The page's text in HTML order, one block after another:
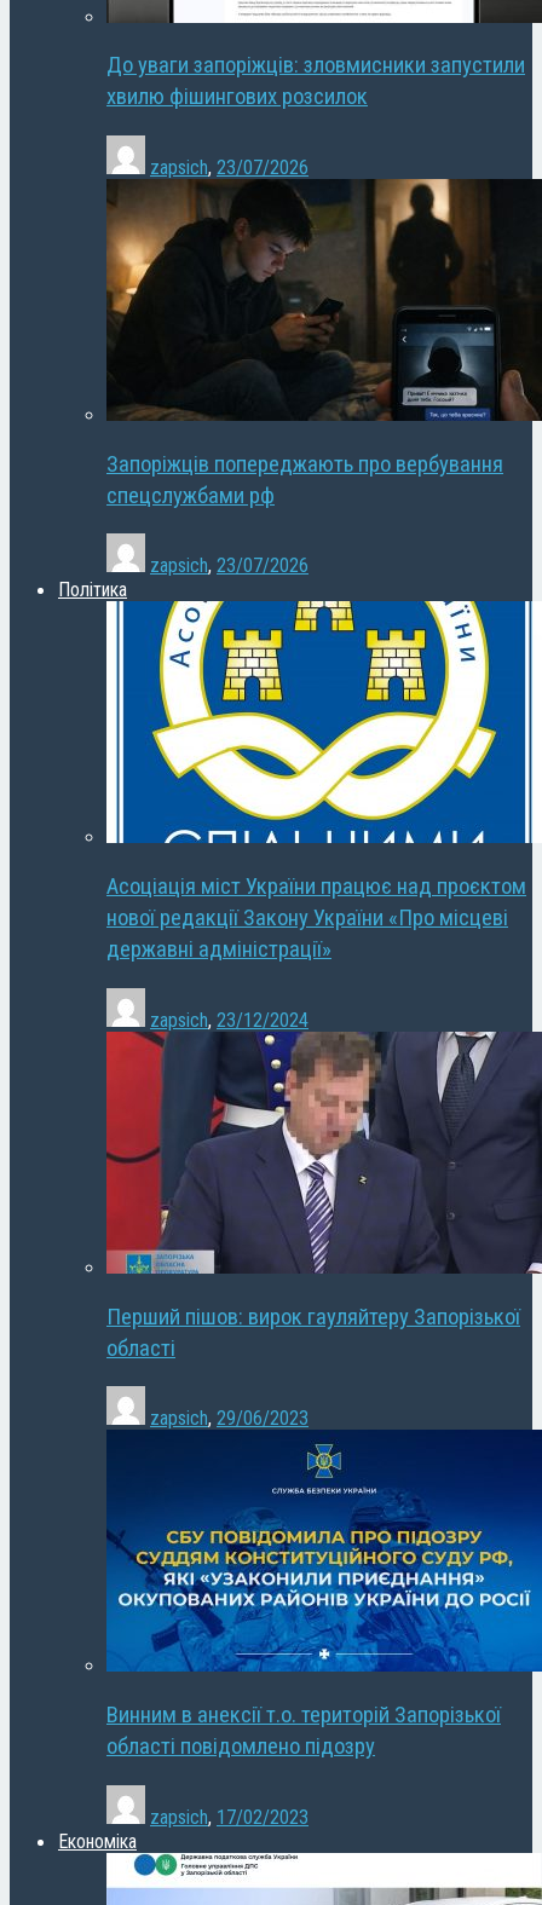
До уваги запоріжців: зловмисники запустили
хвилю фішингових розсилок
zapsich, 23/07/2026
Запоріжців попереджають про вербування
спецслужбами рф
zapsich, 23/07/2026
Політика
Асоціація міст України працює над проєктом
нової редакції Закону України «Про місцеві
державні адміністрації»
zapsich, 23/12/2024
Перший пішов: вирок гауляйтеру Запорізької
області
zapsich, 29/06/2023
Винним в анексії т.о. територій Запорізької
області повідомлено підозру
zapsich, 17/02/2023
Економіка